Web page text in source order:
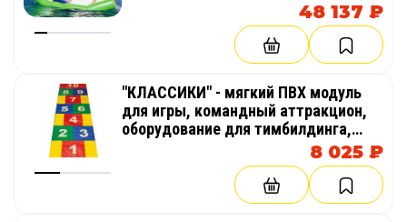
48 137 ₽
"КЛАССИКИ" - мягкий ПВХ модуль
для игры, командный аттракцион,
оборудование для тимбилдинга,
соревнований, веселых стартов,
8 025 ₽